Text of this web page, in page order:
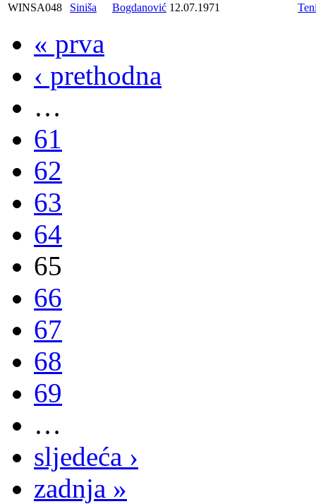
WINSA048
Siniša Bogdanović 12.07.1971
« prva
‹ prethodna
…
61
62
63
64
65
66
67
68
69
…
sljedeća ›
zadnja »